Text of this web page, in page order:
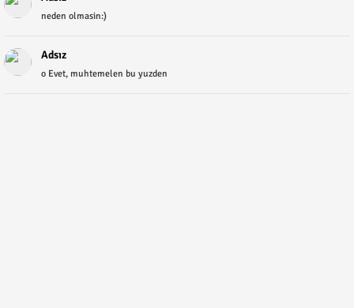
neden olmasin:)
Adsız
o Evet, muhtemelen bu yuzden